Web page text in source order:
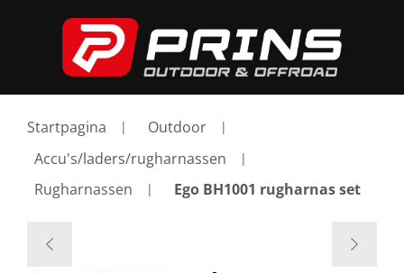
Startpagina
Outdoor
Accu's/laders/rugharnassen
Rugharnassen
Ego BH1001 rugharnas set